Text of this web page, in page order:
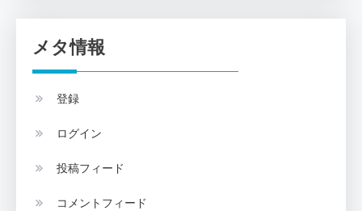
メタ情報
登録
ログイン
投稿フィード
コメントフィード